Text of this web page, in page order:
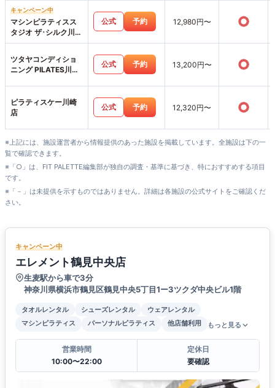
キャンペーン中
マシンピラティスス
タジオ ザ･シルク川崎
店
公式 予約 12,980円〜 ○
ツタヤコンディショ
ニング PILATES川崎
公式 予約 13,200円〜 ○
ピラティスケー川崎
店
公式 予約 12,320円〜 ○
※上記には、施設運営者から情報提供のあった施設を掲載しています。全施設は下の一
覧で確認できます。
※「○」は、FIT PALETTE編集部が独自の調査・基準に基づき、特におすすめする項目
です。
※「－」は未提供を示すものではありません。詳細は各施設の公式サイトをご確認くだ
さい。
キャンペーン中
エレメント鶴見中央店
生麦駅から車で3分
神奈川県横浜市鶴見区鶴見中央5丁目1ー3ツクダ中央ビル1階
タオルレンタル シューズレンタル
ウェアレンタル
マシンピラティス
パーソナルピラティス 他店舗利用 もっと見る
営業時間
10:00〜22:00
定休日
要確認